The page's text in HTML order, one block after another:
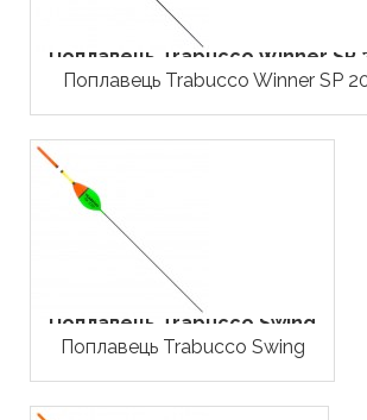
Поплавець Trabucco Winner SP
Поплавець Trabucco Winner SP
Поплавець Trabucco Swing
Поплавець Trabucco Swing